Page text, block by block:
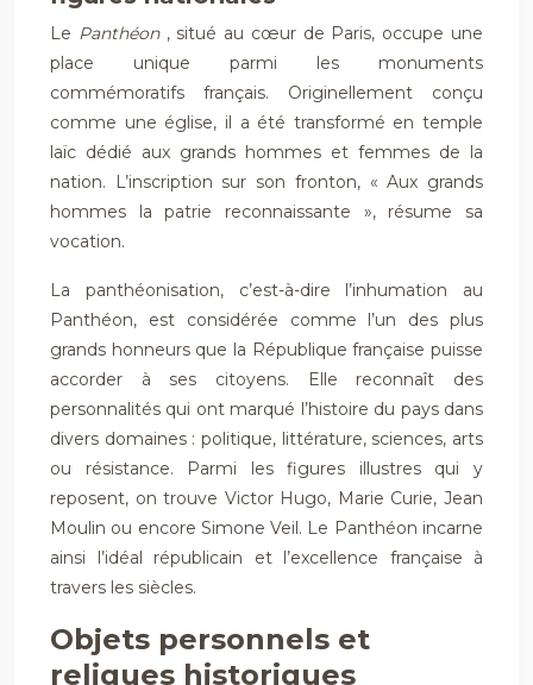
Le Panthéon , situé au cœur de Paris, occupe une
place unique parmi les monuments
commémoratifs français. Originellement conçu
comme une église, il a été transformé en temple
laïc dédié aux grands hommes et femmes de la
nation. L’inscription sur son fronton, « Aux grands
hommes la patrie reconnaissante », résume sa
vocation.
La panthéonisation, c’est-à-dire l’inhumation au
Panthéon, est considérée comme l’un des plus
grands honneurs que la République française puisse
accorder à ses citoyens. Elle reconnaît des
personnalités qui ont marqué l’histoire du pays dans
divers domaines : politique, littérature, sciences, arts
ou résistance. Parmi les figures illustres qui y
reposent, on trouve Victor Hugo, Marie Curie, Jean
Moulin ou encore Simone Veil. Le Panthéon incarne
ainsi l’idéal républicain et l’excellence française à
travers les siècles.
Objets personnels et
reliques historiques